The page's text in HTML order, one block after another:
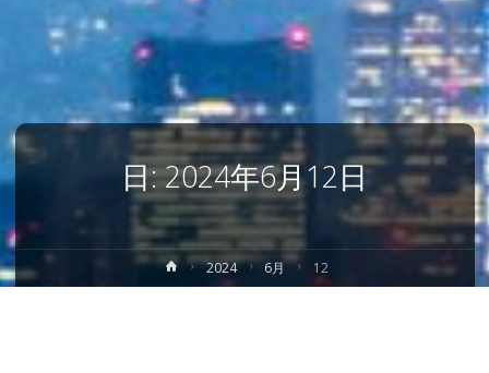
日:2024年6月12日
ホ
ー
2024 6月 12